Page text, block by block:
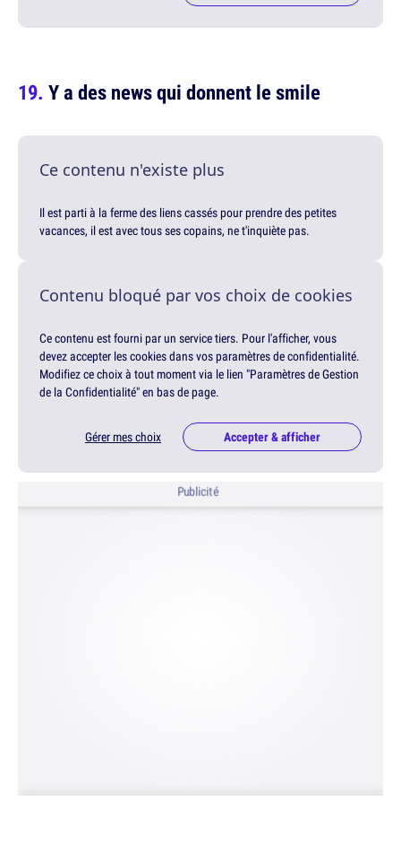
Y a des news qui donnent le smile
Ce contenu n'existe plus
Il est parti à la ferme des liens cassés pour prendre des petites
vacances, il est avec tous ses copains, ne t'inquiète pas.
Contenu bloqué par vos choix de cookies
Ce contenu est fourni par un service tiers. Pour l'afficher, vous
devez accepter les cookies dans vos paramètres de confidentialité.
Modifiez ce choix à tout moment via le lien "Paramètres de Gestion
de la Confidentialité" en bas de page.
Gérer mes choix Accepter & afficher
Publicité